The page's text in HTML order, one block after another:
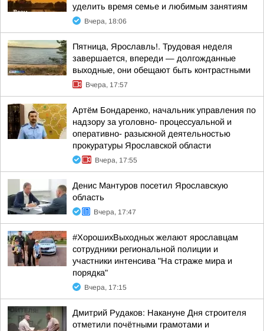
уделить время семье и любимым занятиям
Вчера, 18:06
Пятница, Ярославль!. Трудовая неделя
завершается, впереди — долгожданные
выходные, они обещают быть контрастными
Вчера, 17:57
Артём Бондаренко, начальник управления по
надзору за уголовно- процессуальной и
оперативно- разыскной деятельностью
прокуратуры Ярославской области
Вчера, 17:55
Денис Мантуров посетил Ярославскую
область
Вчера, 17:47
#ХорошихВыходных желают ярославцам
сотрудники региональной полиции и
участники интенсива "На страже мира и
порядка"
Вчера, 17:15
Дмитрий Рудаков: Накануне Дня строителя
отметили почётными грамотами и